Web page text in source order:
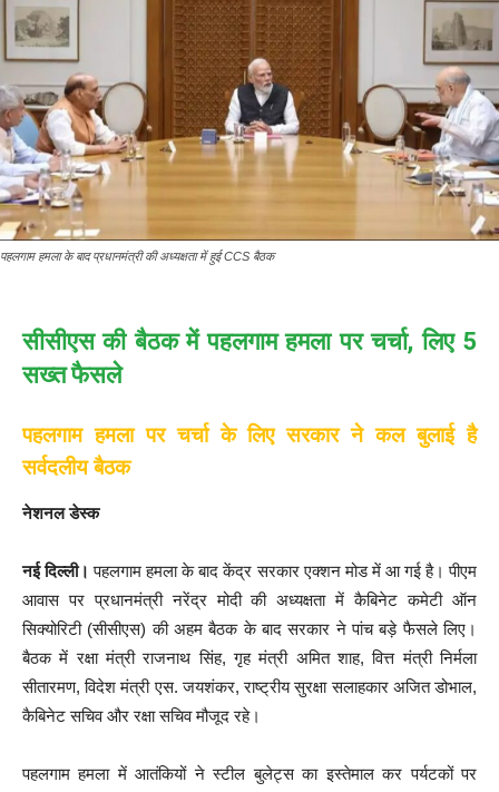
पहलगाम हमला के बाद प्रधानमंत्री की अध्यक्षता में हुई CCS बैठक
सीसीएस की बैठक में पहलगाम हमला पर चर्चा, लिए 5
सख्त फैसले
पहलगाम हमला पर चर्चा के लिए सरकार ने कल बुलाई है
सर्वदलीय बैठक
नेशनल डेस्क
नई दिल्ली। पहलगाम हमला के बाद केंद्र सरकार एक्शन मोड में आ गई है। पीएम
आवास पर प्रधानमंत्री नरेंद्र मोदी की अध्यक्षता में कैबिनेट कमेटी ऑन
सिक्योरिटी (सीसीएस) की अहम बैठक के बाद सरकार ने पांच बड़े फैसले लिए।
बैठक में रक्षा मंत्री राजनाथ सिंह, गृह मंत्री अमित शाह, वित्त मंत्री निर्मला
सीतारमण, विदेश मंत्री एस. जयशंकर, राष्ट्रीय सुरक्षा सलाहकार अजित डोभाल,
कैबिनेट सचिव और रक्षा सचिव मौजूद रहे।
पहलगाम हमला में आतंकियों ने स्टील बुलेट्स का इस्तेमाल कर पर्यटकों पर